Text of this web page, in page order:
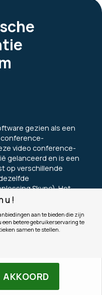
gezien als een
video conference-
gelanceerd en is een
op verschillende
Skype). Het
smartphone
is ook een
AKKOORD
u !
aan te bieden die zijn
betere gebruikerservaring te
samen te stellen.